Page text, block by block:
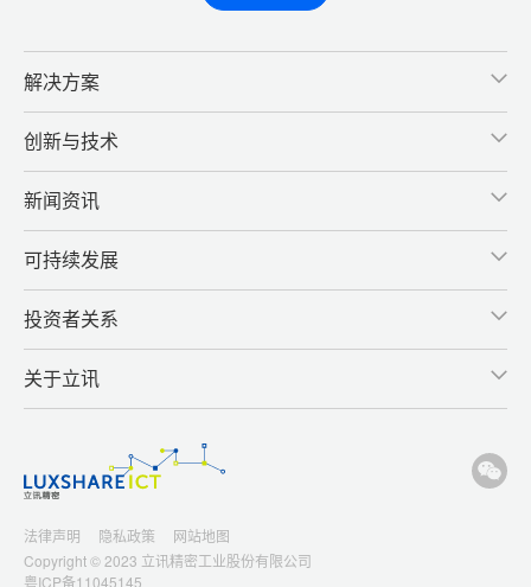
解决方案
创新与技术
新闻资讯
可持续发展
投资者关系
关于立讯
Copyright © 2023 立讯精密工业股份有限公司
粤ICP备11045145
法律声明 隐私政策 网站地图